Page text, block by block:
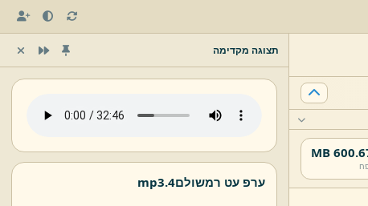
600.67
תצוגה מקדימה
ערפ עט רמשולם4. mp3